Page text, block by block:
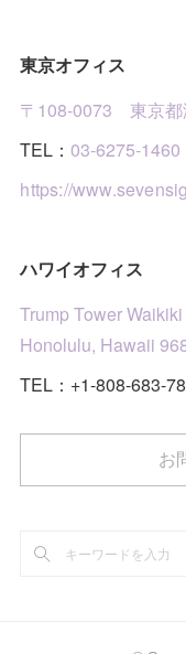
(4)
(2)
(4)
東京オフィス
〒108-0073 東京都
TEL：03-6275-1460
https://
ハワイオフィス
Trump Tower
Honolulu, Hawaii
TEL：+1-808-683-
お